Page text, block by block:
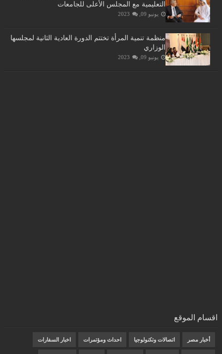
التعليمية مع المجلس الأعلى للجامعات
يونيو 09, 2023
منظمة تنمية المرأة تختتم الدورة العادية الثانية لمجلسها
الوزاري
يونيو 09, 2023
اقسام الموقع
أخبار مصر اتصالات وتكنولوجيا احداث ومؤتمرات اخبار السفارات